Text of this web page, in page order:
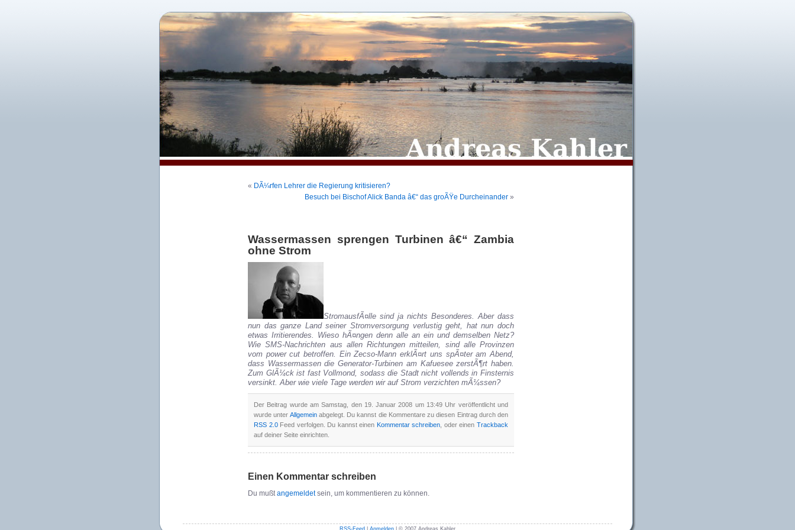
« DÃ¼rfen Lehrer die Regierung kritisieren?
Besuch bei Bischof Alick Banda â€“ das groÃŸe Durcheinander »
Wassermassen sprengen Turbinen â€“ Zambia
ohne Strom
StromausfÃ¤lle sind ja nichts Besonderes. Aber dass
nun das ganze Land seiner Stromversorgung verlustig geht, hat nun doch
etwas Irritierendes. Wieso hÃ¤ngen denn alle an ein und demselben Netz?
Wie SMS-Nachrichten aus allen Richtungen mitteilen, sind alle Provinzen
vom power cut betroffen. Ein Zecso-Mann erklÃ¤rt uns spÃ¤ter am Abend,
dass Wassermassen die Generator-Turbinen am Kafuesee zerstÃ¶rt haben.
Zum GlÃ¼ck ist fast Vollmond, sodass die Stadt nicht vollends in Finsternis
versinkt. Aber wie viele Tage werden wir auf Strom verzichten mÃ¼ssen?
Der Beitrag wurde am Samstag, den 19. Januar 2008 um 13:49 Uhr veröffentlicht und
wurde unter Allgemeinabgelegt. Du kannst die Kommentare zu diesen Eintrag durch den
RSS 2.0Feed verfolgen. Du kannst einen Kommentar schreiben , oder einenTrackback
auf deiner Seite einrichten.
Einen Kommentar schreiben
Du mußtangemeldetsein, um kommentieren zu können.
RSS-Feed Anmelden | © 2007 Andreas Kahler